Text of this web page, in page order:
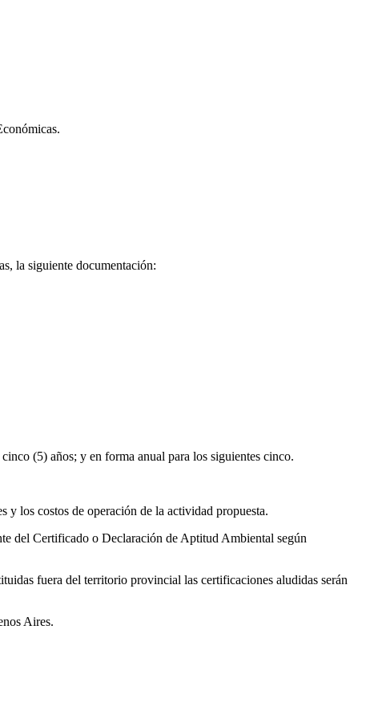
la siguiente documentación:
(5) años; y en forma anual para los siguientes cinco.
y los costos de operación de la actividad propuesta.
del Certificado o Declaración de Aptitud Ambiental según
fuera del territorio provincial las certificaciones aludidas serán
Aires.